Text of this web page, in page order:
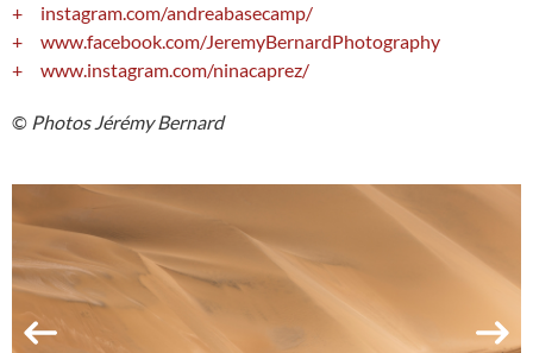
instagram.com/andreabasecamp/
www.facebook.com/JeremyBernardPhotography
www.instagram.com/ninacaprez/
©️ Photos Jérémy Bernard